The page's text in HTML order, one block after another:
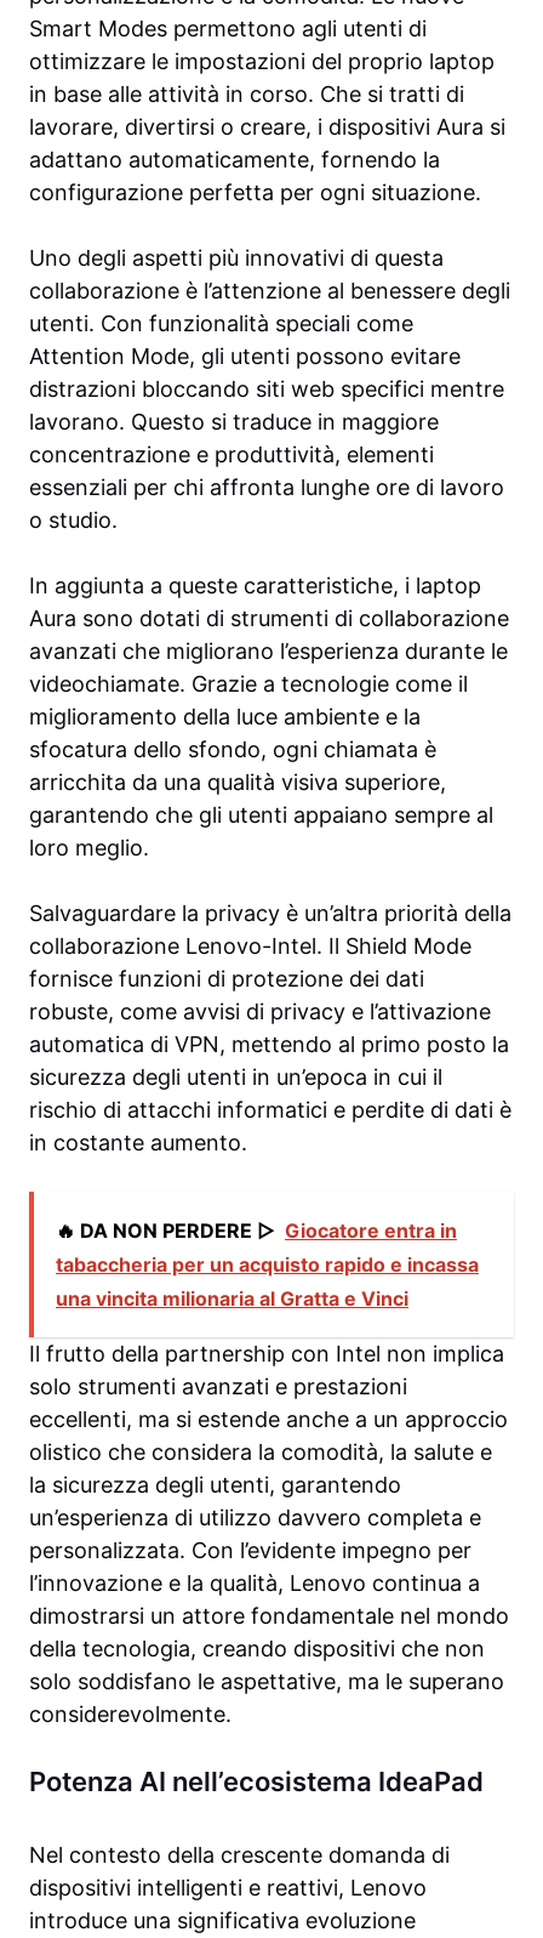
Smart Modes permettono agli utenti di
ottimizzare le impostazioni del proprio laptop
in base alle attività in corso. Che si tratti di
lavorare, divertirsi o creare, i dispositivi Aura si
adattano automaticamente, fornendo la
configurazione perfetta per ogni situazione.
Uno degli aspetti più innovativi di questa
collaborazione è l’attenzione al benessere degli
utenti. Con funzionalità speciali come
Attention Mode, gli utenti possono evitare
distrazioni bloccando siti web specifici mentre
lavorano. Questo si traduce in maggiore
concentrazione e produttività, elementi
essenziali per chi affronta lunghe ore di lavoro
o studio.
In aggiunta a queste caratteristiche, i laptop
Aura sono dotati di strumenti di collaborazione
avanzati che migliorano l’esperienza durante le
videochiamate. Grazie a tecnologie come il
miglioramento della luce ambiente e la
sfocatura dello sfondo, ogni chiamata è
arricchita da una qualità visiva superiore,
garantendo che gli utenti appaiano sempre al
loro meglio.
Salvaguardare la privacy è un’altra priorità della
collaborazione Lenovo-Intel. Il Shield Mode
fornisce funzioni di protezione dei dati
robuste, come avvisi di privacy e l’attivazione
automatica di VPN, mettendo al primo posto la
sicurezza degli utenti in un’epoca in cui il
rischio di attacchi informatici e perdite di dati è
in costante aumento.
🔥 DA NON PERDERE ▷ Giocatore entra in
tabaccheria per un acquisto rapido e incassa
una vincita milionaria al Gratta e Vinci
Il frutto della partnership con Intel non implica
solo strumenti avanzati e prestazioni
eccellenti, ma si estende anche a un approccio
olistico che considera la comodità, la salute e
la sicurezza degli utenti, garantendo
un’esperienza di utilizzo davvero completa e
personalizzata. Con l’evidente impegno per
l’innovazione e la qualità, Lenovo continua a
dimostrarsi un attore fondamentale nel mondo
della tecnologia, creando dispositivi che non
solo soddisfano le aspettative, ma le superano
considerevolmente.
Potenza AI nell’ecosistema IdeaPad
Nel contesto della crescente domanda di
dispositivi intelligenti e reattivi, Lenovo
introduce una significativa evoluzione